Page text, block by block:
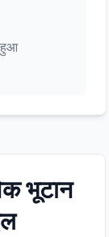
हुआ
भूटान